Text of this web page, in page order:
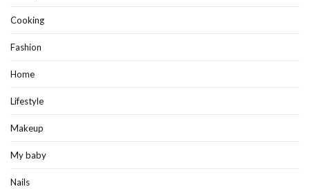
Cooking
Fashion
Home
Lifestyle
Makeup
My baby
Nails